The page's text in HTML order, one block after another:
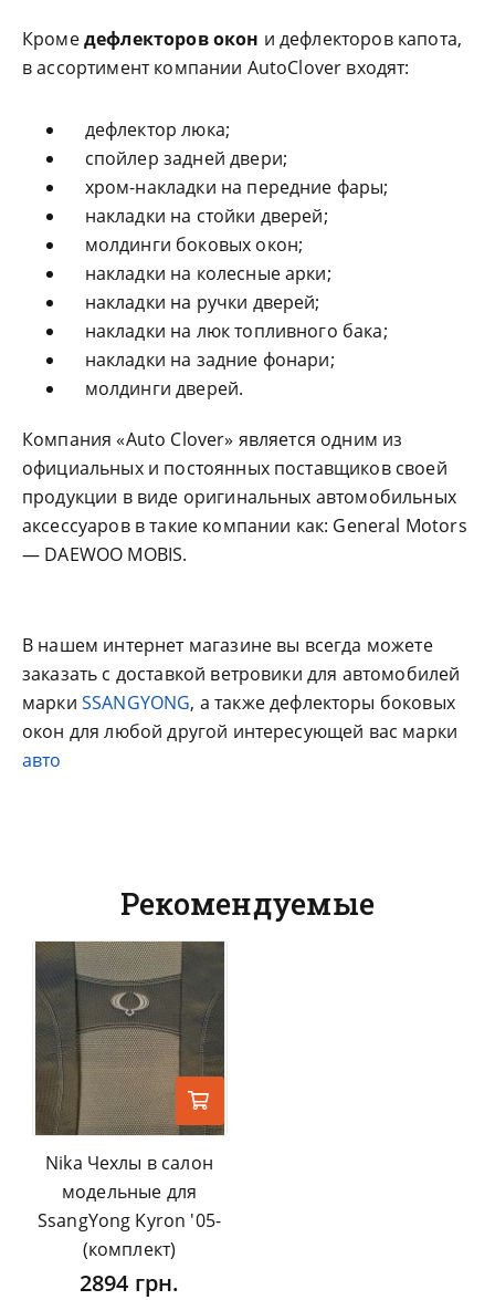
Кромедефлекторов окон и дефлекторов капота,
в ассортимент компании AutoClover входят:
дефлектор люка;
спойлер задней двери;
хром-накладки на передние фары;
накладки на стойки дверей;
молдинги боковых окон;
накладки на колесные арки;
накладки на ручки дверей;
накладки на люк топливного бака;
накладки на задние фонари;
молдинги дверей.
Компания «Auto Clover» является одним из
официальных и постоянных поставщиков своей
продукции в виде оригинальных автомобильных
аксессуаров в такие компании как: General Motors
— DAEWOO MOBIS.
В нашем интернет магазине вы всегда можете
заказать с доставкой ветровики для автомобилей
марки SSANGYONG, а также дефлекторы боковых
окон для любой другой интересующей вас марки
авто
Рекомендуемые
Nika Чехлы в салон
модельные для
SsangYong Kyron '05-
(комплект)
2894 грн.